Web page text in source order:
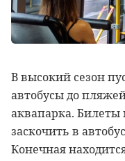
В высокий сезон
автобусы до
аквапарка. Билеты
заскочить в
Конечная